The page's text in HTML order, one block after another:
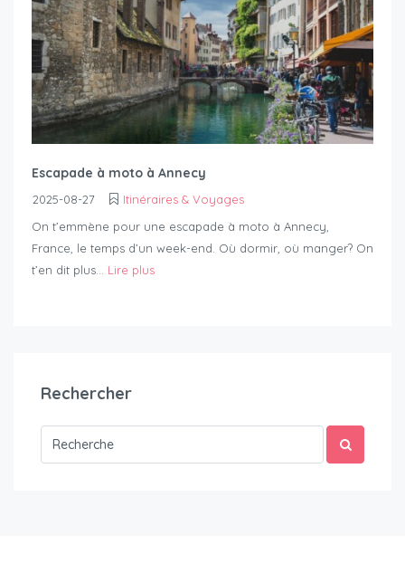
Escapade à moto à Annecy
2025-08-27
Itinéraires & Voyages
On t’emmène pour une escapade à moto à Annecy,
France, le temps d’un week-end. Où dormir, où manger? On
t’en dit plus... Lire plus
Rechercher